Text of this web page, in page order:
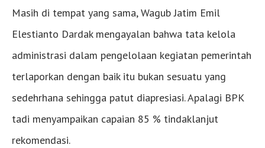
Masih di tempat yang sama, Wagub Jatim Emil
Elestianto Dardak mengayalan bahwa tata kelola
administrasi dalam pengelolaan kegiatan pemerintah
terlaporkan dengan baik itu bukan sesuatu yang
sedehrhana sehingga patut diapresiasi. Apalagi BPK
tadi menyampaikan capaian 85 % tindaklanjut
rekomendasi.